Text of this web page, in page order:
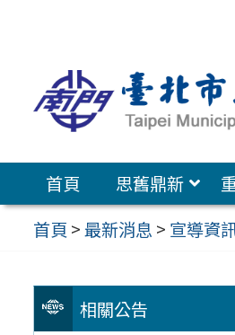
容
區
首頁 思舊鼎新
首頁 >最新消息 > 宣導資
相關公告